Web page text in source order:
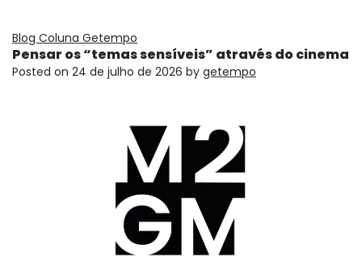
Blog Coluna Getempo
Pensar os “temas sensíveis” através do cinema
Posted on 24 de julho de 2026 by getempo